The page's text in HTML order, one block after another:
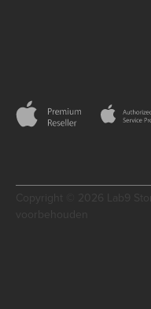
Copyright © 2026 Lab9